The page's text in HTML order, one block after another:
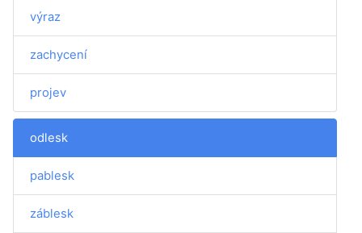
výraz
zachycení
projev
odlesk
pablesk
záblesk